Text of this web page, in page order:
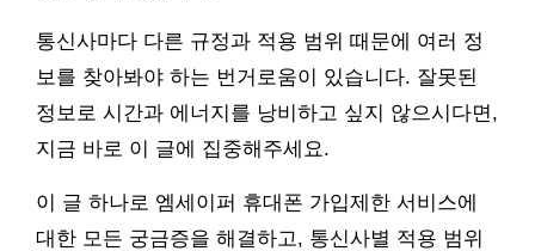
통신사마다 다른 규정과 적용 범위 때문에 여러 정
보를 찾아봐야 하는 번거로움이 있습니다. 잘못된
정보로 시간과 에너지를 낭비하고 싶지 않으시다면,
지금 바로 이 글에 집중해주세요.
이 글 하나로 엠세이퍼 휴대폰 가입제한 서비스에
대한 모든 궁금증을 해결하고, 통신사별 적용 범위